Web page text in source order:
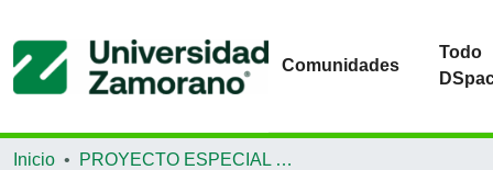
Comunidades
Todo
Inicio
PROYECTO ESPECIAL DE GRADUACIÓN